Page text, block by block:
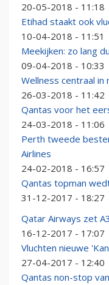
20-05-2018 - 11:18
Etihad staakt ook
10-04-2018 - 11:51
Meekijken: zo lang
09-04-2018 - 10:33
Wellness centraal
26-03-2018 - 11:42
Qantas voor het
24-03-2018 - 11:06
Perth tweede
Airlines
24-02-2018 - 16:57
Qantas topman
31-12-2017 - 18:27
Qatar Airways zet
16-12-2017 - 17:07
Vluchten nieuwe
27-04-2017 - 12:40
Qantas non-stop